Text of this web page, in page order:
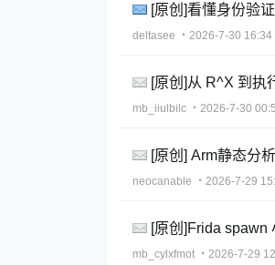
[原创]看懂身份验
deltasee ・2026-7-30 16:34
[原创]从 R^X 到执
mb_iiulbilc ・2026-7-30
[原创] Arm静态分
neocanable ・2026-7-29
[原创]Frida spawn
mb_cylxfmot ・2026-7-29